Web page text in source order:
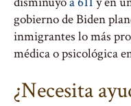
gobierno de Biden
inmigrantes lo más
médica o psicológica
¿Necesita